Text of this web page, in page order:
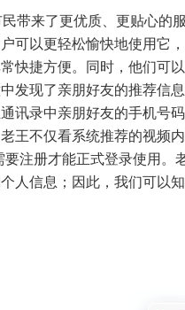
带来了更优质、更贴心的
可以更轻松愉快地使用它
快捷方便。同时，他们可
发现了亲朋好友的推荐
讯录中亲朋好友的手机号
王不仅看系统推荐的视频
注册才能正式登录使用
人信息；因此，我们可以